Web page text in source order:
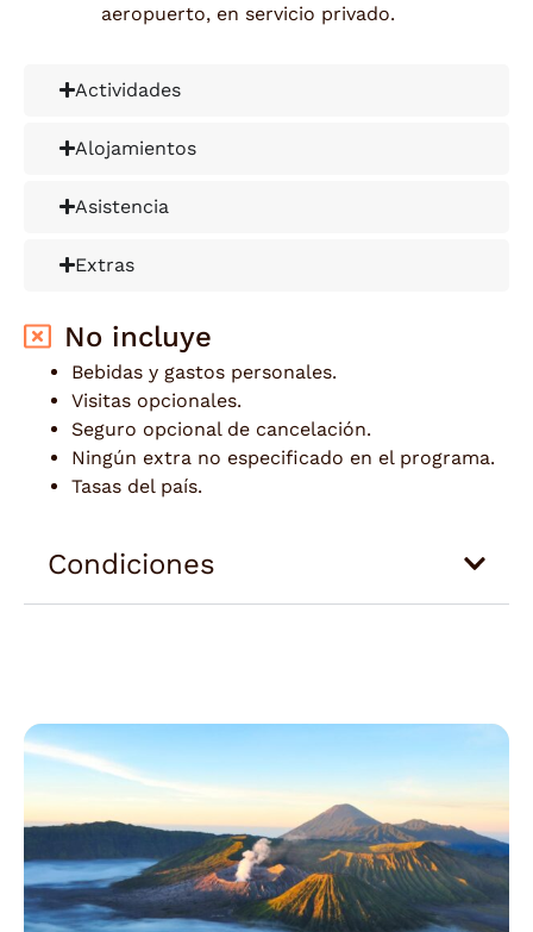
aeropuerto, en servicio privado.
Actividades
Alojamientos
Asistencia
Extras
No incluye
Bebidas y gastos personales.
Visitas opcionales.
Seguro opcional de cancelación.
Ningún extra no especificado en el programa.
Tasas del país.
Condiciones